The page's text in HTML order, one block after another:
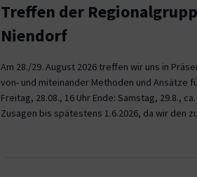
Treffen der
Niendorf
Am 28./29. August 2026 treffen wir uns in
von- und miteinander Methoden und Ansätze
Freitag, 28.08., 16 Uhr Ende: Samstag, 29.8.,
Zusagen bis spätestens 1.6.2026, da wir den